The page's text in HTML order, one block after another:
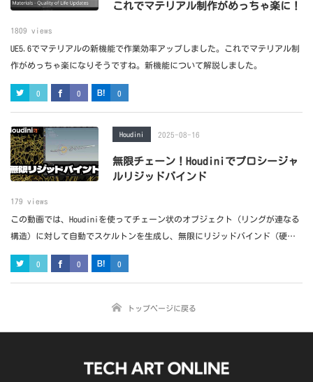
これでマテリアル制作がめっちゃ楽に！
1809 views
UE5.6でマテリアルの新機能で作業効率アップしました。これでマテリアル制
作がめっちゃ楽になりそうですね。新機能について解説しました。
0 0 0
Houdini 2025-08-16
無限チェーン！Houdiniでプロシージャ
ルリジッドバインド
179 views
この動画では、Houdiniを使ってチェーン状のオブジェクト（リングが連なる
構造）に対して自動でスケルトンを生成し、無限にリジッドバインド（硬い
0 0 0
トップページに戻る